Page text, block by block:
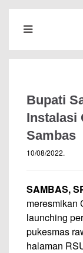
Bupati
Instalasi
Sambas
10/08/2022.
SAMBAS,
meresmikan
launching
pukesmas
halaman